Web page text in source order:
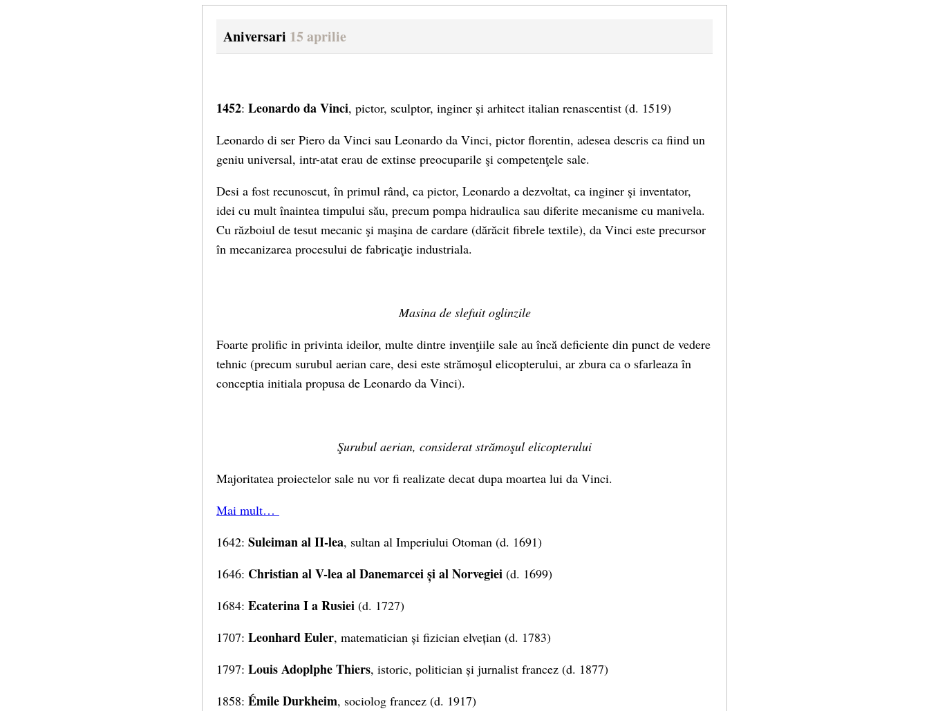
Aniversari 15 aprilie
1452: Leonardo da Vinci, pictor, sculptor, inginer și arhitect italian renascentist (d. 1519)
Leonardo di ser Piero da Vinci sau Leonardo da Vinci, pictor florentin, adesea descris ca fiind un
geniu universal, intr-atat erau de extinse preocuparile şi competenţele sale.
Desi a fost recunoscut, în primul rând, ca pictor, Leonardo a dezvoltat, ca inginer şi inventator,
idei cu mult înaintea timpului său, precum pompa hidraulica sau diferite mecanisme cu manivela.
Cu războiul de tesut mecanic şi maşina de cardare (dărăcit fibrele textile), da Vinci este precursor
în mecanizarea procesului de fabricaţie industriala.
Masina de slefuit oglinzile
Foarte prolific in privinta ideilor, multe dintre invenţiile sale au încă deficiente din punct de vedere
tehnic (precum surubul aerian care, desi este strămoşul elicopterului, ar zbura ca o sfarleaza în
conceptia initiala propusa de Leonardo da Vinci).
Şurubul aerian, considerat strămoşul elicopterului
Majoritatea proiectelor sale nu vor fi realizate decat dupa moartea lui da Vinci.
Mai mult…
1642: Suleiman al II-lea, sultan al Imperiului Otoman (d. 1691)
1646: Christian al V-lea al Danemarcei și al Norvegiei (d. 1699)
1684: Ecaterina I a Rusiei (d. 1727)
1707: Leonhard Euler, matematician și fizician elvețian (d. 1783)
1797: Louis Adoplphe Thiers, istoric, politician și jurnalist francez (d. 1877)
1858: Émile Durkheim, sociolog francez (d. 1917)